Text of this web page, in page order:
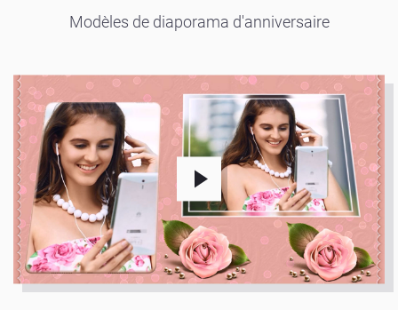
Modèles de diaporama d'anniversaire